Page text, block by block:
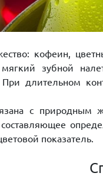
кофеин,
зубной
длительном
с
показатель.